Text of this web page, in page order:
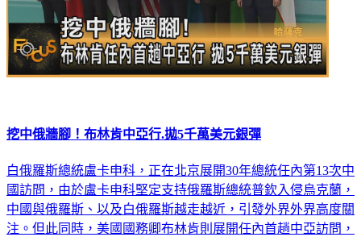
挖中俄牆腳！布林肯中亞行.拋5千萬美元銀彈
白俄羅斯總統盧卡申科，正在北京展開30年總統任內第13次中
國訪問，由於盧卡申科堅定支持俄羅斯總統普欽入侵烏克蘭，
中國與俄羅斯、以及白俄羅斯越走越近，引發外界外界高度關
注。但此同時，美國國務卿布林肯則展開任內首趟中亞訪問，